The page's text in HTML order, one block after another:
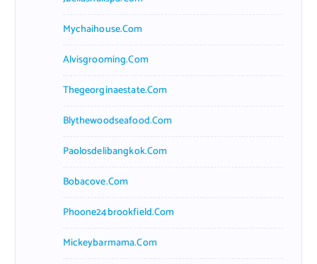
Mychaihouse.com
Alvisgrooming.com
Thegeorginaestate.com
Blythewoodseafood.com
Paolosdelibangkok.com
Bobacove.com
Phoone24brookfield.com
Mickeybarmama.com